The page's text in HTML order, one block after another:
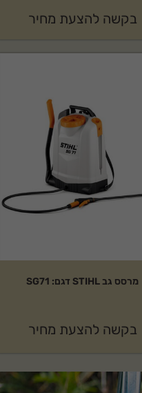
בקשה להצעת מחיר
מרסס גב STIHL דגם: SG71
בקשה להצעת מחיר